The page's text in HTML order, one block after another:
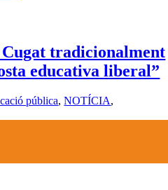
tradicionalment
educativa liberal”
pública,NOTÍCIA,